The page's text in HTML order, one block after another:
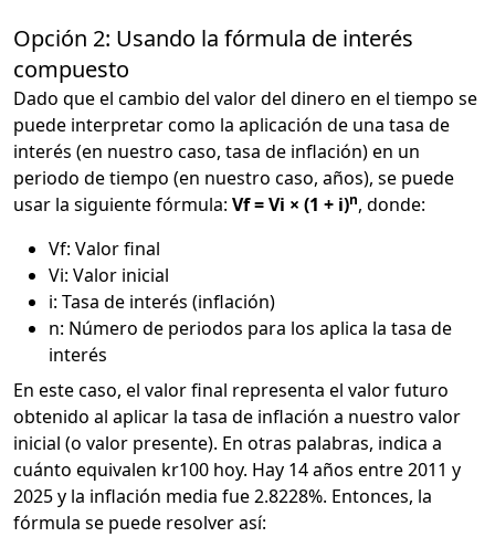
Opción 2: Usando la fórmula de interés
compuesto
Dado que el cambio del valor del dinero en el tiempo se
puede interpretar como la aplicación de una tasa de
interés (en nuestro caso, tasa de inflación) en un
periodo de tiempo (en nuestro caso, años), se puede
usar la siguiente fórmula: Vf = Vi × (1 + i)n, donde:
Vf: Valor final
Vi: Valor inicial
i: Tasa de interés (inflación)
n: Número de periodos para los aplica la tasa de
interés
En este caso, el valor final representa el valor futuro
obtenido al aplicar la tasa de inflación a nuestro valor
inicial (o valor presente). En otras palabras, indica a
cuánto equivalen kr100 hoy. Hay 14 años entre 2011 y
2025 y la inflación media fue 2.8228%. Entonces, la
fórmula se puede resolver así: